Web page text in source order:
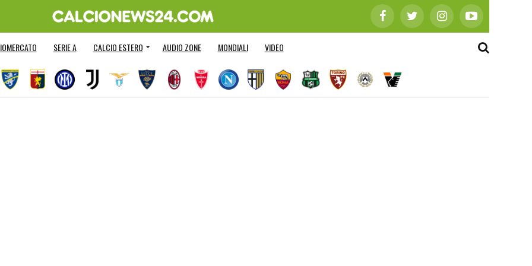
SERIE A CALCIO ESTERO AUDIO ZONE MONDIALI VIDEO